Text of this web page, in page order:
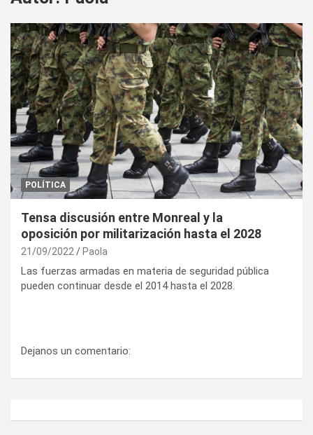
POLÍTICA
Tensa discusión entre Monreal y la
oposición por militarización hasta el 2028
21/09/2022 Paola
Las fuerzas armadas en materia de seguridad pública
pueden continuar desde el 2014 hasta el 2028.
Dejanos un comentario: